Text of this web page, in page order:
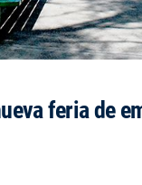
feria de